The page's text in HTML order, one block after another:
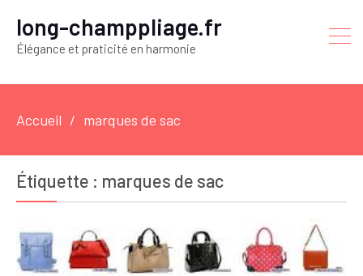
long-champpliage.fr
Élégance et praticité en harmonie
Accueil marques de sac
Étiquette : marques de sac